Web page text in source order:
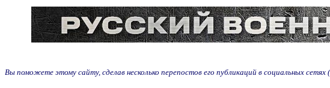
Вы поможете этому сайту, сделав несколько перепостов его публикаций в социальных